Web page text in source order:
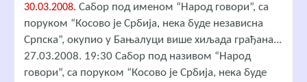
30.03.2008. Сабор под именом “Народ говори”, са
поруком “Косово је Србија, нека буде независна
Српска”, окупио у Бањалуци више хиљада грађана...
27.03.2008. 19:30 Сабор под називом “Народ
говори”, са поруком “Косово је Србија, нека буде